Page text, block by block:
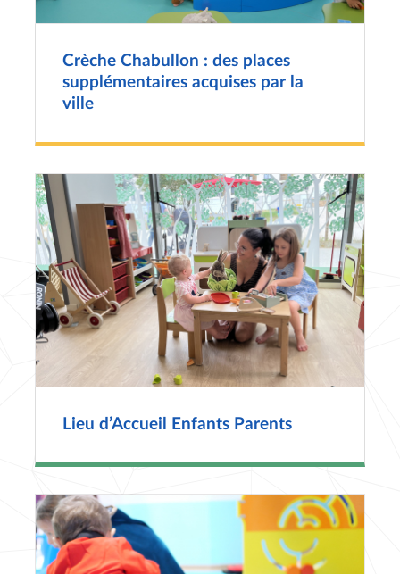
Crèche Chabullon : des places
supplémentaires acquises par la
ville
Lieu d’Accueil Enfants Parents